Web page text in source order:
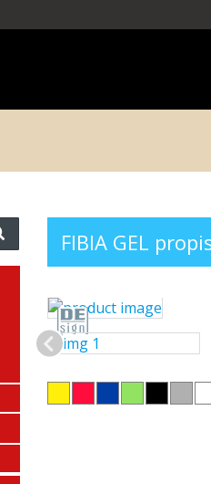
FIBIA GEL